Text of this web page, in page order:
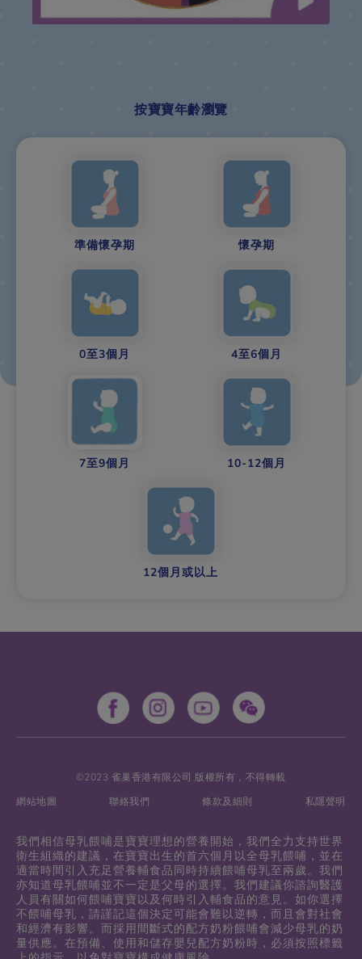
按寶寶年齡瀏覽
準備懷孕期 懷孕期
0至3個月 4至6個月
7至9個月 10-12個月
12個月或以上
©2023 雀巢香港有限公司 版權所有，不得轉載
網站地圖
聯絡我們 條款及細則 私隱聲明
我們相信母乳餵哺是寶寶理想的營養開始，我們全力支持世界
衛生組織的建議，在寶寶出生的首六個月以全母乳餵哺，並在
適當時間引入充足營養輔食品同時持續餵哺母乳至兩歲。我們
亦知道母乳餵哺並不一定是父母的選擇。我們建議你諮詢醫護
人員有關如何餵哺寶寶以及何時引入輔食品的意見。如你選擇
不餵哺母乳，請謹記這個決定可能會難以逆轉，而且會對社會
和經濟有影響。而採用間斷式的配方奶粉餵哺會減少母乳的奶
量供應。在預備、使用和儲存嬰兒配方奶粉時，必須按照標籤